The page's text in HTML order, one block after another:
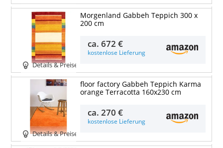
Details & Preise
Morgenland Gabbeh Teppich 300 x
200 cm
ca.672 €
kostenlose Lieferung
Details & Preise
floor factory Gabbeh Teppich Karma
orange Terracotta 160x230 cm
ca.270 €
kostenlose Lieferung